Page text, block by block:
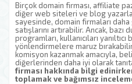
Birçok domain firması, affiliate
diğer web siteleri ve blog
sayesinde, domain firmaları
satışlarını artırabilir. Ancak,
programları, kullanıcıları
yönlendirmelere maruz
komisyon kazanmak amacıyla,
diğerlerinden daha iyi olarak
firması hakkında bilgi
toplamak ve bağımsız